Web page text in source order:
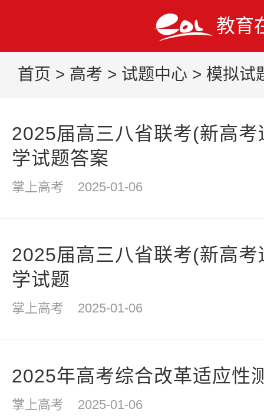
教育
首页 > 高考 > 试题中心 > 模拟试
2025届高三八省联考(新高
学试题答案
掌上高考 2025-01-06
2025届高三八省联考(新高
学试题
掌上高考 2025-01-06
2025年高考综合改革适应性
掌上高考 2025-01-06